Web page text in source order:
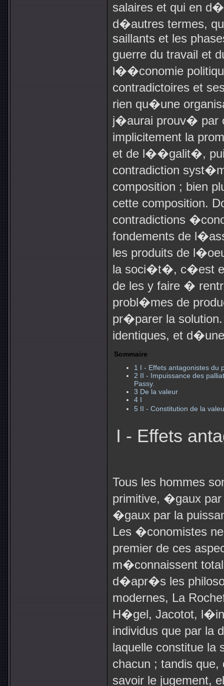
salaires et qui en
d�autres termes,
saillants et les
guerre du travail et
l��conomie
contradictoires et
rien qu�une
j�aurai prouv� par
implicitement la
et de l��galit�,
contradiction
composition ; bien
cette composition.
contradictions
fondements de
les produits de
la soci�t�, c�est
de les y faire �
probl�mes de
pr�parer la
identiques, et
Sommaire
1 I - Effets antagonistes du
2 II - Impuissance des
Passy.
3 De la valeur
4 I
5 II - Constitution de la
I - Effets
Tous les hommes
primitive, �gaux
�gaux par la
Les �conomistes
premier de ces
m�connaissent
d�apr�s les
modernes, La
H�gel, Jacotot,
individus que par
laquelle constitue
chacun ; tandis
savoir le jugement,